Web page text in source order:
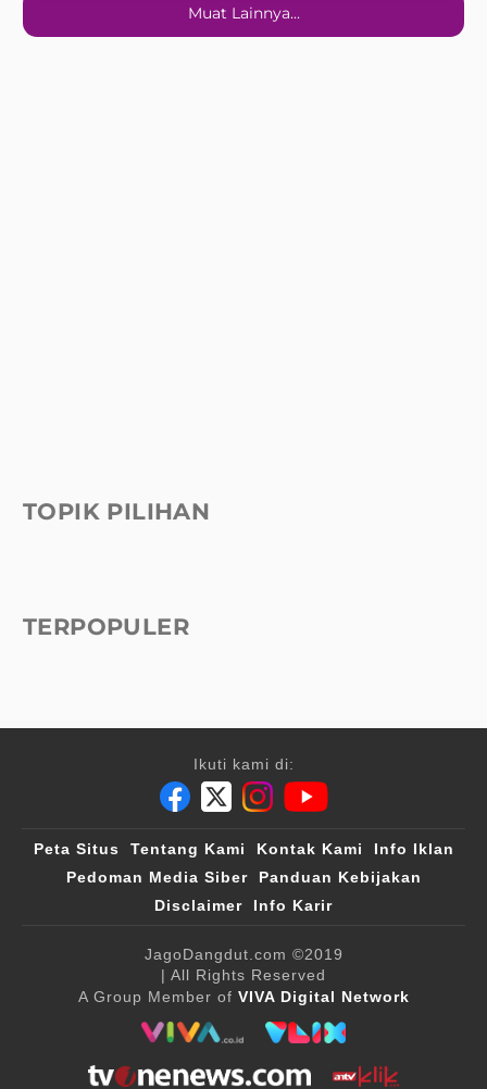
Muat Lainnya...
TOPIK PILIHAN
TERPOPULER
Ikuti kami di:
Peta Situs Tentang Kami Kontak Kami
Info Iklan
Pedoman Media Siber
Panduan Kebijakan
Disclaimer
Info Karir
JagoDangdut.com ©2019
| All Rights Reserved
A Group Member of VIVA Digital Network